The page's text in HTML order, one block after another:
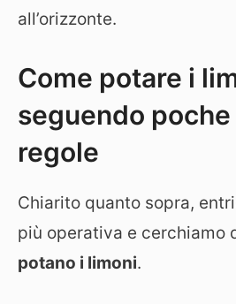
all’orizzonte.
Come potare i
seguendo
regole
Chiarito quanto sopra,
più operativa e cerchiamo
potano i limoni.